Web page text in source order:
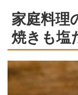
家庭料理
焼きも塩